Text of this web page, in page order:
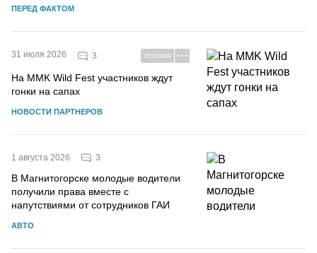
ПЕРЕД ФАКТОМ
31 июля 2026 3 РЕКЛАМА
На MMK Wild Fest участников ждут
гонки на сапах
НОВОСТИ ПАРТНЕРОВ
1 августа 2026 3
В Магнитогорске молодые водители
получили права вместе с
напутствиями от сотрудников ГАИ
АВТО